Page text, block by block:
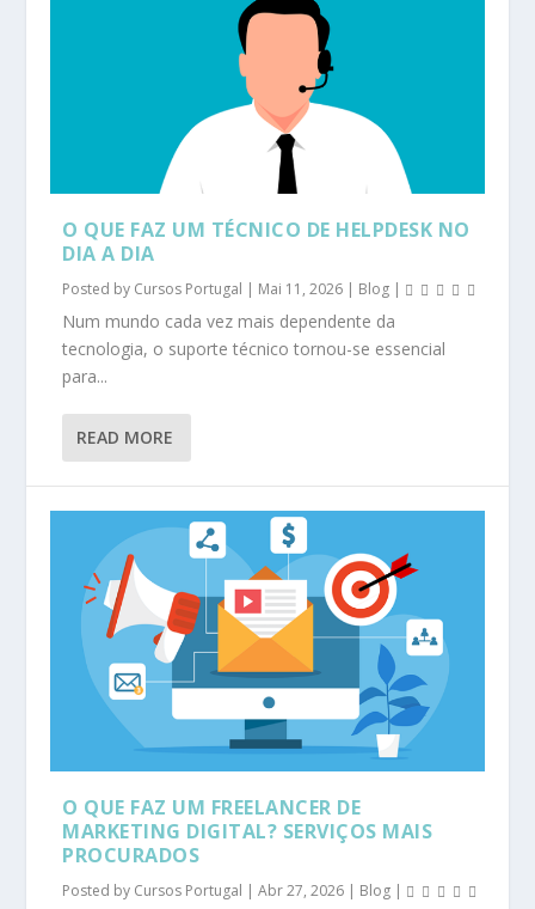
O QUE FAZ UM TÉCNICO DE HELPDESK NO
DIA A DIA
Posted by Cursos Portugal | Mai 11, 2026 | Blog |
Num mundo cada vez mais dependente da
tecnologia, o suporte técnico tornou-se essencial
para...
READ MORE
O QUE FAZ UM FREELANCER DE
MARKETING DIGITAL? SERVIÇOS MAIS
PROCURADOS
Posted by Cursos Portugal |Abr 27, 2026 | Blog |